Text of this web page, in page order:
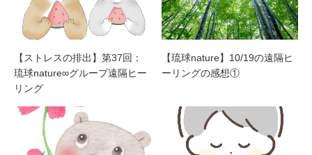
【ストレスの排出】第37回：
琉球nature∞グループ遠隔ヒー
リング
【琉球nature】10/19の遠隔ヒ
ーリングの感想①